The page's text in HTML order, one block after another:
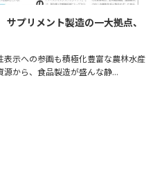
サプリメント製造の一大拠点、
表示への参画も積極化豊富な農林水産
源から、食品製造が盛んな静…